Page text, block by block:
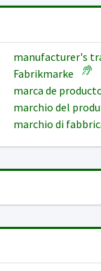
manufacturer's
Fabrikmarke
marca de
marchio del
marchio di